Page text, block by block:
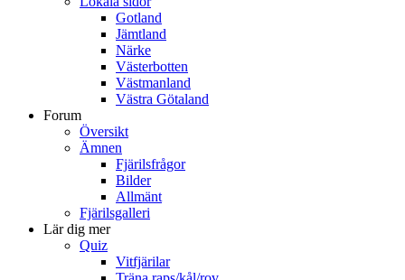
Gotland
Jämtland
Närke
Västerbotten
Västmanland
Västra Götaland
Forum
Översikt
Ämnen
Fjärilsfrågor
Bilder
Allmänt
Fjärilsgalleri
Lär dig mer
Quiz
Vitfjärilar